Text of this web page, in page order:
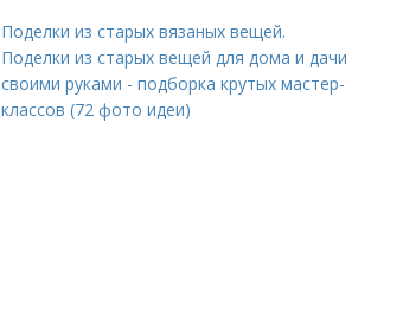
Поделки из старых вязаных вещей.
Поделки из старых вещей для дома и дачи
своими руками - подборка крутых мастер-
классов (72 фото идеи)